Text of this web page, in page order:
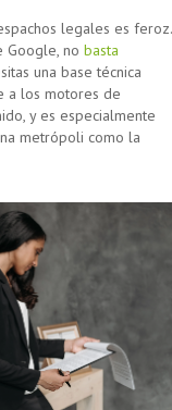
legales es feroz.
Google, no basta
una base técnica
a los motores de
y es especialmente
metrópoli como la